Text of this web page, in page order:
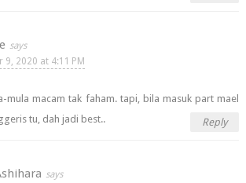
9, 2020 at 4:11 PM
mula macam tak faham. tapi, bila masuk part mael
tu, dah jadi best..
Reply